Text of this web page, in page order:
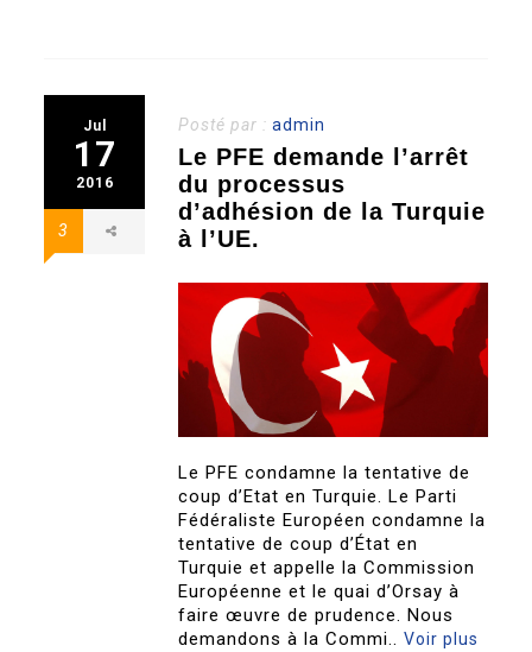
Jul
17
2016
3
Posté par :admin
Le PFE demande l’arrêt
du processus
d’adhésion de la Turquie
à l’UE.
Le PFE condamne la tentative de
coup d’Etat en Turquie. Le Parti
Fédéraliste Européen condamne la
tentative de coup d’État en
Turquie et appelle la Commission
Européenne et le quai d’Orsay à
faire œuvre de prudence. Nous
demandons à la Commi..Voir plus